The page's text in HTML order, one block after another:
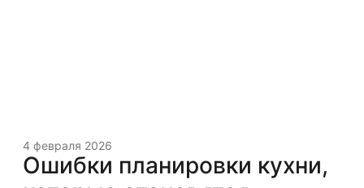
4 февраля 2026
Ошибки планировки кухни,